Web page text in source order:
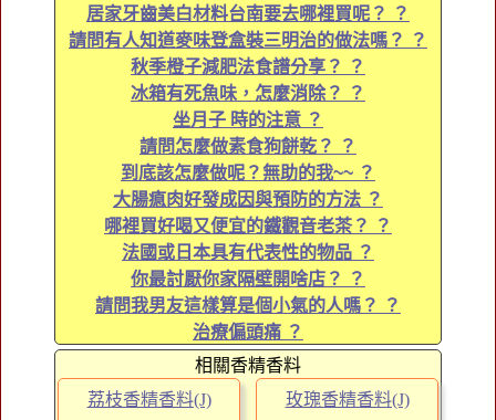
居家牙齒美白材料台南要去哪裡買呢？ ？
請問有人知道麥味登盒裝三明治的做法嗎？ ？
秋季橙子減肥法食譜分享？ ？
冰箱有死魚味，怎麼消除？ ？
坐月子 時的注意 ？
請問怎麼做素食狗餅乾？ ？
到底該怎麼做呢？無助的我~~ ？
大腸瘜肉好發成因與預防的方法 ？
哪裡買好喝又便宜的鐵觀音老茶？ ？
法國或日本具有代表性的物品 ？
你最討厭你家隔壁開啥店？ ？
請問我男友這樣算是個小氣的人嗎？ ？
治療偏頭痛 ？
相關香精香料
荔枝香精香料(J)
玫瑰香精香料(J)